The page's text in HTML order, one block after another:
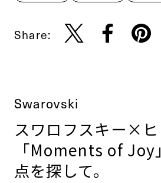
Share:
Swarovski
スワロフスキー×
「Moments of Joy
点を探して。